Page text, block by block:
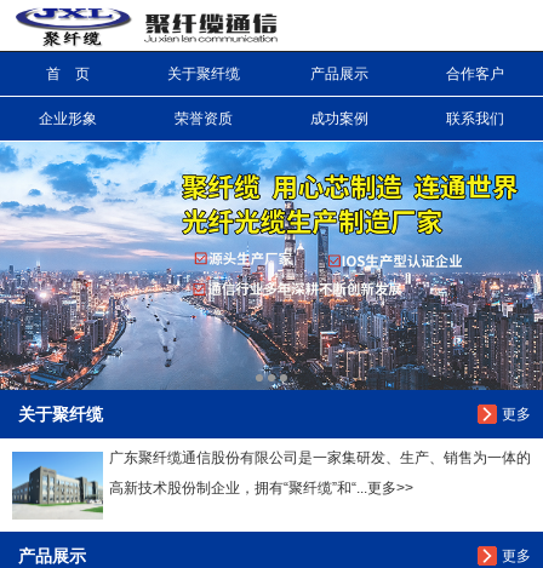
首 页 关于聚纤缆 产品展示 合作客户
企业形象 荣誉资质 成功案例 联系我们
更多
关于聚纤缆
广东聚纤缆通信股份有限公司是一家集研发、生产、销售为一体的
高新技术股份制企业，拥有“聚纤缆”和“...更多>>
更多
产品展示
信息搜索
搜索